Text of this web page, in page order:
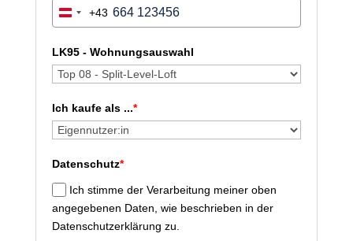
Austria
+43
LK95 - Wohnungsauswahl
Ich kaufe als ...*
Datenschutz*
Ich stimme der Verarbeitung meiner oben
angegebenen Daten, wie beschrieben in der
Datenschutzerklärung zu.